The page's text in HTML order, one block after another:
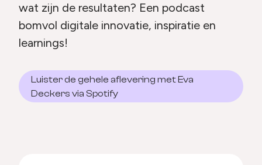
wat zijn de resultaten? Een podcast
bomvol digitale innovatie, inspiratie en
learnings!
Luister de gehele aflevering met Eva
Deckers via Spotify